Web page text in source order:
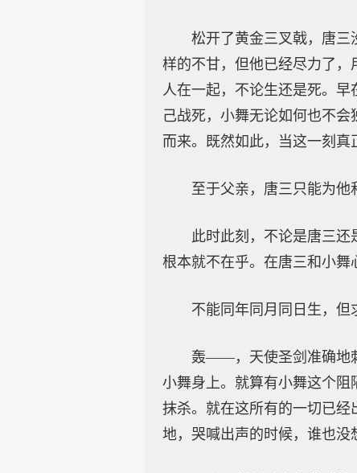
松开了黄金三叉戟，唐三
样的不甘，但他已经尽力了
人在一起，不论生还是死。
己战死，小舞无论如何也不
而来。既然如此，当这一刻真
至于父亲，唐三只能为他
此时此刻，不论是唐三还
根本就不在乎。在唐三和小舞
不能同年同月同日生，但
轰——，天使圣剑准确地
小舞身上。就算有小舞这个
抹杀。就在这所有的一切已
地，哭喊出声的时候，谁也没